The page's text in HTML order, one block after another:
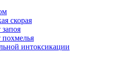
скорая
похмелья
интоксикации